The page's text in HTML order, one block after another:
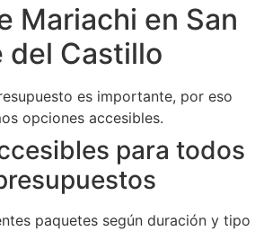
Mariachi en San
del Castillo
es importante, por eso
opciones accesibles.
para todos
paquetes según duración y tipo